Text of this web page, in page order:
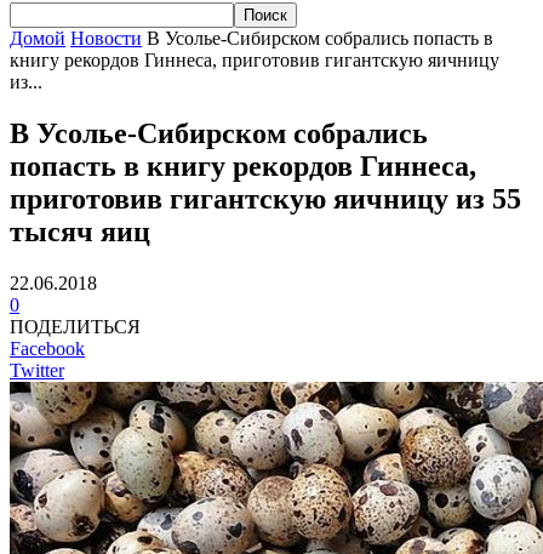
Домой Новости В Усолье-Сибирском собрались попасть в
книгу рекордов Гиннеса, приготовив гигантскую яичницу
из...
В Усолье-Сибирском собрались
попасть в книгу рекордов Гиннеса,
приготовив гигантскую яичницу из 55
тысяч яиц
22.06.2018
0
ПОДЕЛИТЬСЯ
Facebook
Twitter